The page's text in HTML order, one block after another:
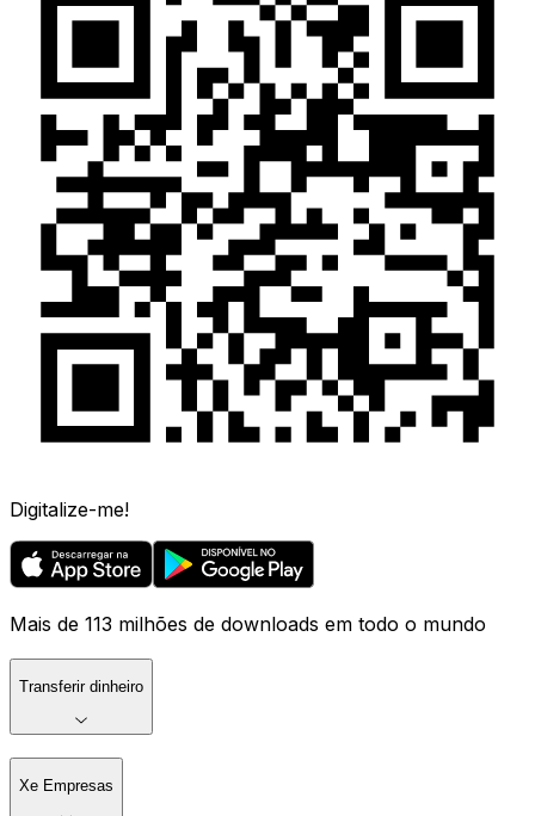
Digitalize-me!
Mais de 113 milhões de downloads em todo o mundo
Transferir dinheiro
Xe Empresas